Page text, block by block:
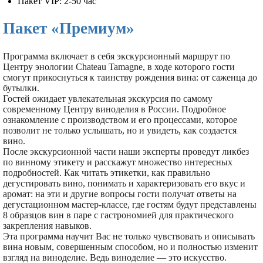
Пакет «Премиум»
Программа включает в себя экскурсионный маршрут по
Центру энологии Chateau Tamagne, в ходе которого гости
смогут прикоснуться к таинству рождения вина: от саженца до
бутылки.
Гостей ожидает увлекательная экскурсия по самому
современному Центру виноделия в России. Подробное
ознакомление с производством и его процессами, которое
позволит не только услышать, но и увидеть, как создается
вино.
После экскурсионной части наши эксперты проведут ликбез
по винному этикету и расскажут множество интересных
подробностей. Как читать этикетки, как правильно
дегустировать вино, понимать и характеризовать его вкус и
аромат: на эти и другие вопросы гости получат ответы на
дегустационном мастер-классе, где гостям будут представлены
8 образцов вин в паре с гастрономией для практического
закрепления навыков.
Эта программа научит Вас не только чувствовать и описывать
вина новым, совершенным способом, но и полностью изменит
взгляд на виноделие. Ведь виноделие — это искусство.